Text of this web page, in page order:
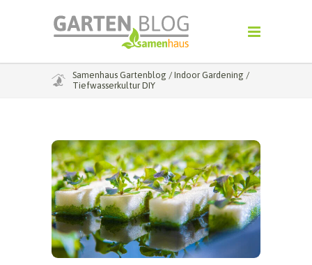
Samenhaus Gartenblog / Indoor Gardening /
Tiefwasserkultur DIY